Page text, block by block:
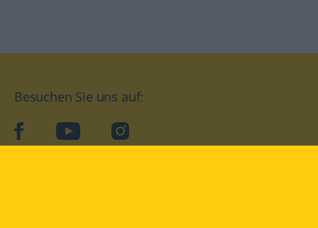
Besuchen Sie uns auf:
facebookYouTube Instagram